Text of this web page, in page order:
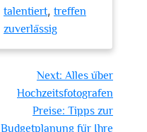
talentiert, treffen
zuverlässig
Next: Alles über
Hochzeitsfotografen
Preise: Tipps zur
Budgetplanung für Ihre